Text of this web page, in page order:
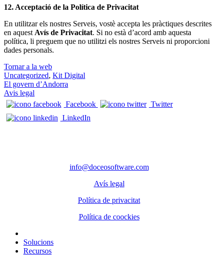
12. Acceptació de la Política de Privacitat
En utilitzar els nostres Serveis, vostè accepta les pràctiques descrites
en aquest Avís de Privacitat. Si no està d’acord amb aquesta
política, li preguem que no utilitzi els nostres Serveis ni proporcioni
dades personals.
Tornar a la web
Uncategorized, Kit Digital
Navegació d'entrades
El govern d’Andorra
Avis legal
Facebook
Twitter
LinkedIn
info@doceosoftware.com
Avís legal
Política de privacitat
Política de coockies
Solucions
Recursos